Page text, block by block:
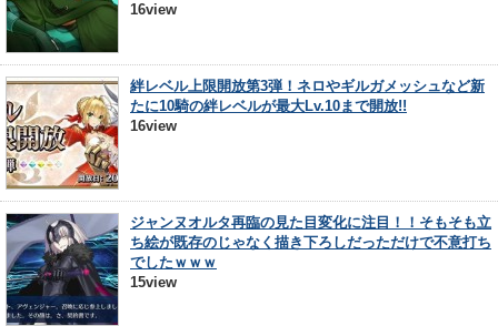
16view
絆レベル上限開放第3弾！ネロやギルガメッシュなど新
たに10騎の絆レベルが最大Lv.10まで開放!!
16view
ジャンヌオルタ再臨の見た目変化に注目！！そもそも立
ち絵が既存のじゃなく描き下ろしだっただけで不意打ち
でしたｗｗｗ
15view